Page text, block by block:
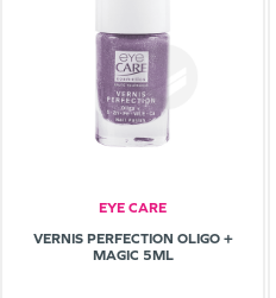
EYE CARE
VERNIS PERFECTION OLIGO +
MAGIC 5ML